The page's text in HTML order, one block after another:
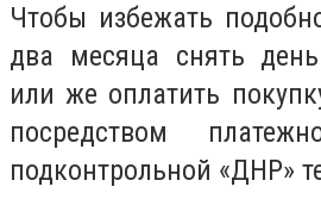
Чтобы избежать
два месяца снять
или же оплатить
посредством
подконтрольной «ДНР»